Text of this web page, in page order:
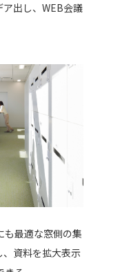
出し、WEB会議
も最適な窓側の集
、資料を拡大表示